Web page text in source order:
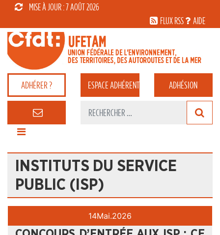
MISE À JOUR : 7 AOÛT 2026
FLUX RSS
AIDE
ADHÉRER ? ESPACEADHÉRENT ADHÉSION
INSTITUTS DU SERVICE
PUBLIC (ISP)
14Mai.2026